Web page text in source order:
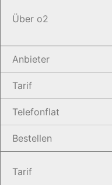
Über o2
Anbieter
Tarif
Telefonflat
Bestellen
Tarif